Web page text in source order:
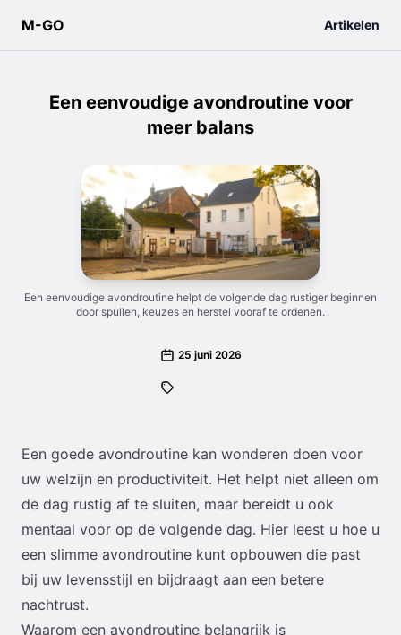
M-GO Artikelen
Een eenvoudige avondroutine voor
meer balans
Een eenvoudige avondroutine helpt de volgende dag rustiger beginnen
door spullen, keuzes en herstel vooraf te ordenen.
25 juni 2026
Een goede avondroutine kan wonderen doen voor
uw welzijn en productiviteit. Het helpt niet alleen om
de dag rustig af te sluiten, maar bereidt u ook
mentaal voor op de volgende dag. Hier leest u hoe u
een slimme avondroutine kunt opbouwen die past
bij uw levensstijl en bijdraagt aan een betere
nachtrust.
Waarom een avondroutine belangrijk is